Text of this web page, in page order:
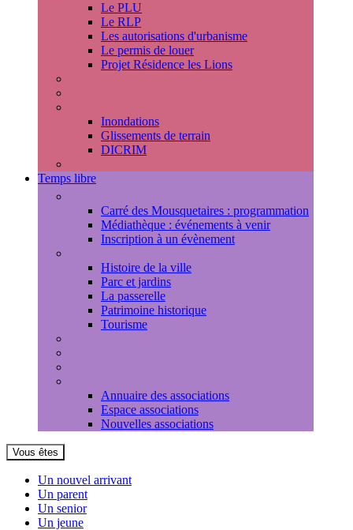
Le PLU
Le RLP
Les autorisations d'urbanisme
Le permis de louer
Projet Résidence les Lions
Inondations
Glissements de terrain
DICRIM
Temps libre
Carré des Mousquetaires : programmation
Médiathèque : événements à venir
Inscription à un évènement
Histoire de la ville
Parc et jardins
La passerelle
Patrimoine historique
Tourisme
Annuaire des associations
Espace associations
Nouvelles associations
Vous êtes
Un nouvel arrivant
Un parent
Un senior
Un jeune